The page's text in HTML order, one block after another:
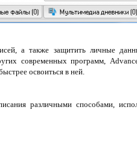
а также защитить личные
современных программ,
освоиться в ней.
различными способами,